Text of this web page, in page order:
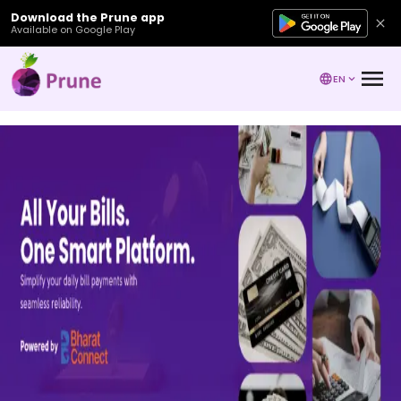
Download the Prune app
Available on Google Play
EN